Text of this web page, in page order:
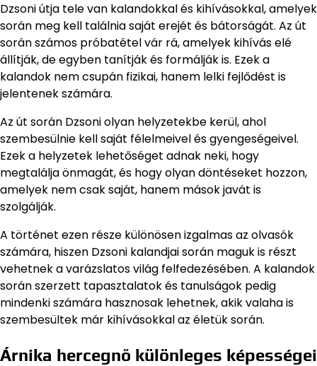
Dzsoni útja tele van kalandokkal és kihívásokkal, amelyek
során meg kell találnia saját erejét és bátorságát. Az út
során számos próbatétel vár rá, amelyek kihívás elé
állítják, de egyben tanítják és formálják is. Ezek a
kalandok nem csupán fizikai, hanem lelki fejlődést is
jelentenek számára.
Az út során Dzsoni olyan helyzetekbe kerül, ahol
szembesülnie kell saját félelmeivel és gyengeségeivel.
Ezek a helyzetek lehetőséget adnak neki, hogy
megtalálja önmagát, és hogy olyan döntéseket hozzon,
amelyek nem csak saját, hanem mások javát is
szolgálják.
A történet ezen része különösen izgalmas az olvasók
számára, hiszen Dzsoni kalandjai során maguk is részt
vehetnek a varázslatos világ felfedezésében. A kalandok
során szerzett tapasztalatok és tanulságok pedig
mindenki számára hasznosak lehetnek, akik valaha is
szembesültek már kihívásokkal az életük során.
Árnika hercegnő különleges képességei